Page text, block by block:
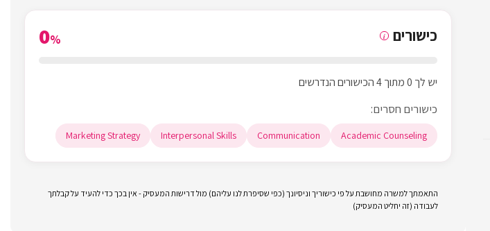
כישורים i
0%
יש לך 0 מתוך 4 הכישורים הנדרשים
כישורים חסרים:
Academic Counseling
Communication
Interpersonal Skills
Marketing Strategy
התאמתך למשרה מחושבת על פי כישוריך וניסיונך (כפי שסיפרת לנו עליהם) מול דרישות המעסיק - אין בכך כדי להעיד על קבלתך
לעבודה (זה יחליט המעסיק)